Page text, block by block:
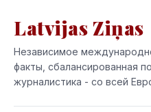
Latvijas Ziņas
Независимое
факты, сбалансированная
журналистика - со всей